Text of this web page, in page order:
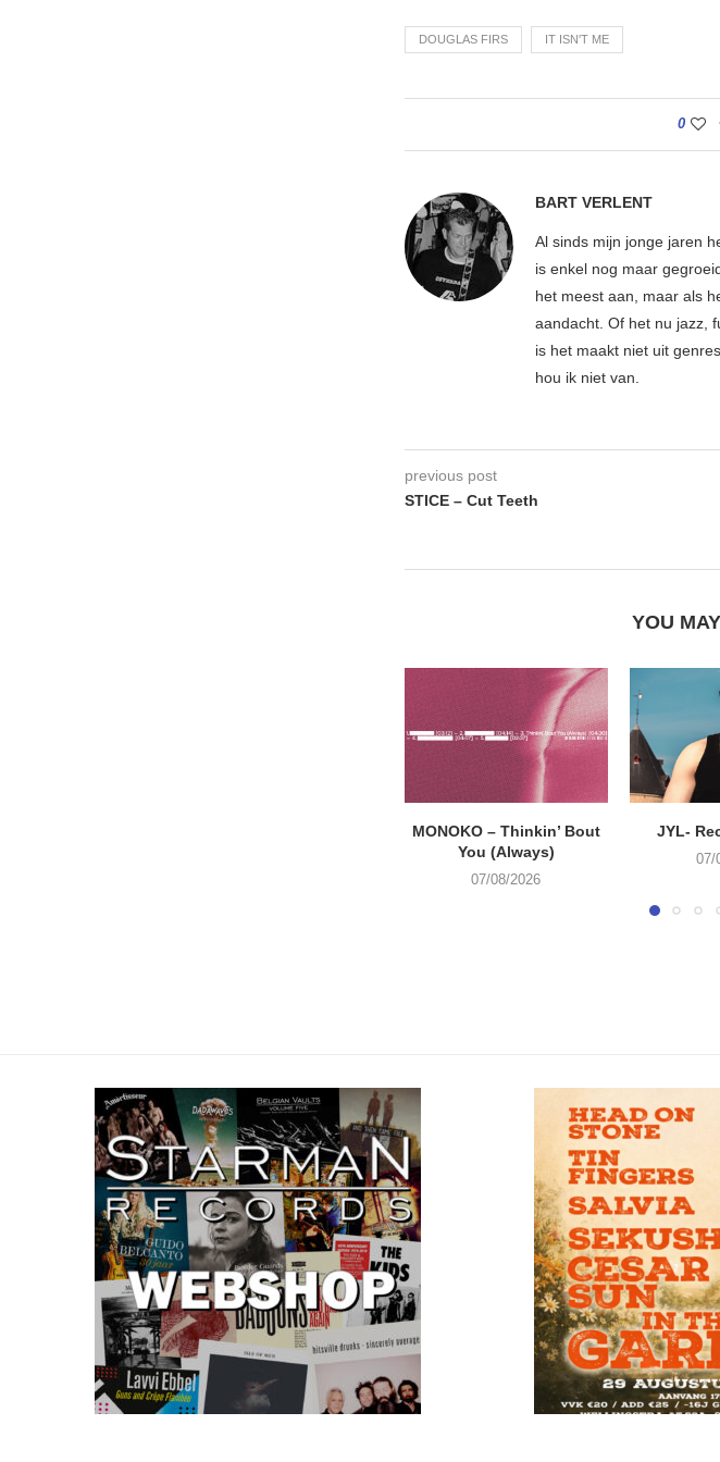
DOUGLAS FIRS IT ISN'T ME
0
BART VERLENT
Al sinds mijn jonge jaren
is enkel nog maar
het meest aan, maar als
aandacht. Of het nu jazz,
is het maakt niet uit
hou ik niet van.
previous post
STICE – Cut Teeth
YOU
MONOKO – Thinkin’ Bout
You (Always)
07/08/2026
JYL-
07/